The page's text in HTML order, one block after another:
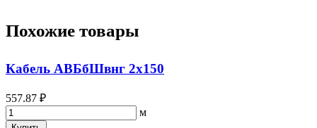
Похожие товары
Кабель АВБбШвнг 2х150
557.87 ₽
м